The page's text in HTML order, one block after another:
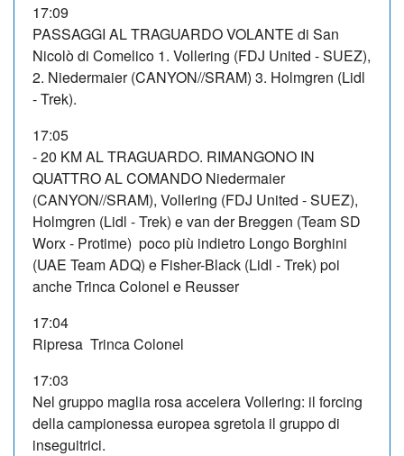
17:09
PASSAGGI AL TRAGUARDO VOLANTE di San
Nicolò di Comelico 1. Vollering (FDJ United - SUEZ),
2. Niedermaier (CANYON//SRAM) 3. Holmgren (Lidl
- Trek).
17:05
- 20 KM AL TRAGUARDO. RIMANGONO IN
QUATTRO AL COMANDO Niedermaier
(CANYON//SRAM), Vollering (FDJ United - SUEZ),
Holmgren (Lidl - Trek) e van der Breggen (Team SD
Worx - Protime) poco più indietro Longo Borghini
(UAE Team ADQ) e Fisher-Black (Lidl - Trek) poi
anche Trinca Colonel e Reusser
17:04
Ripresa Trinca Colonel
17:03
Nel gruppo maglia rosa accelera Vollering: il forcing
della campionessa europea sgretola il gruppo di
inseguitrici.